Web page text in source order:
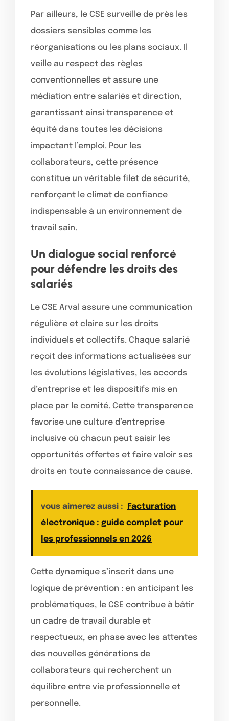
Par ailleurs, le CSE surveille de près les
dossiers sensibles comme les
réorganisations ou les plans sociaux. Il
veille au respect des règles
conventionnelles et assure une
médiation entre salariés et direction,
garantissant ainsi transparence et
équité dans toutes les décisions
impactant l’emploi. Pour les
collaborateurs, cette présence
constitue un véritable filet de sécurité,
renforçant le climat de confiance
indispensable à un environnement de
travail sain.
Un dialogue social renforcé
pour défendre les droits des
salariés
Le CSE Arval assure une communication
régulière et claire sur les droits
individuels et collectifs. Chaque salarié
reçoit des informations actualisées sur
les évolutions législatives, les accords
d’entreprise et les dispositifs mis en
place par le comité. Cette transparence
favorise une culture d’entreprise
inclusive où chacun peut saisir les
opportunités offertes et faire valoir ses
droits en toute connaissance de cause.
vous aimerez aussi :
Facturation
électronique : guide complet pour
les professionnels en 2026
Cette dynamique s’inscrit dans une
logique de prévention : en anticipant les
problématiques, le CSE contribue à bâtir
un cadre de travail durable et
respectueux, en phase avec les attentes
des nouvelles générations de
collaborateurs qui recherchent un
équilibre entre vie professionnelle et
personnelle.